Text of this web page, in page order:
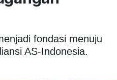
fondasi menuju
AS-Indonesia.